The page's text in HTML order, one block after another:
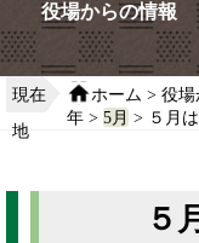
役場からの情報
現在
地
ホーム >役場
年 >5月 > ５月
５